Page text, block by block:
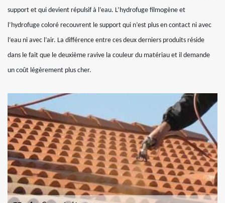
support et qui devient répulsif à l’eau. L’hydrofuge filmogène et
l’hydrofuge coloré recouvrent le support qui n’est plus en contact ni avec
l’eau ni avec l’air. La différence entre ces deux derniers produits réside
dans le fait que le deuxième ravive la couleur du matériau et il demande
un coût légèrement plus cher.